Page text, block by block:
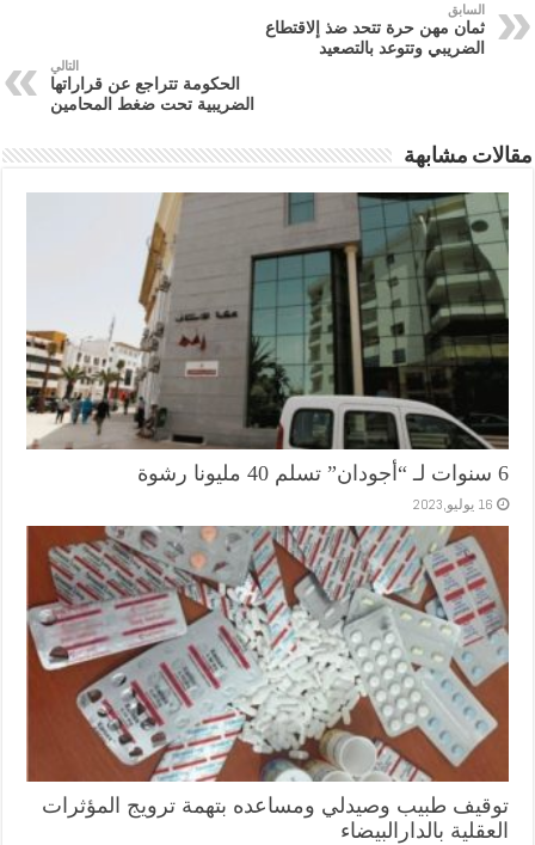
السابق
ثمان مهن حرة تتحد ضذ إلاقتطاع
الضريبي وتتوعد بالتصعيد
التالي
الحكومة تتراجع عن قراراتها
الضريبية تحت ضغط المحامين
مقالات مشابهة
6 سنوات لـ “أجودان” تسلم 40 مليونا رشوة
16 يوليو,2023
توقيف طبيب وصيدلي ومساعده بتهمة ترويج المؤثرات
العقلية بالدارالبيضاء